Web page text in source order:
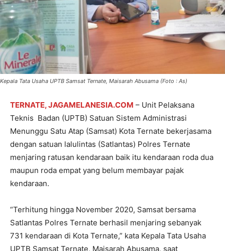
Kepala Tata Usaha UPTB Samsat Ternate, Maisarah Abusama (Foto : As)
TERNATE, JAGAMELANESIA.COM – Unit Pelaksana
Teknis Badan (UPTB) Satuan Sistem Administrasi
Menunggu Satu Atap (Samsat) Kota Ternate bekerjasama
dengan satuan lalulintas (Satlantas) Polres Ternate
menjaring ratusan kendaraan baik itu kendaraan roda dua
maupun roda empat yang belum membayar pajak
kendaraan.
“Terhitung hingga November 2020, Samsat bersama
Satlantas Polres Ternate berhasil menjaring sebanyak
731 kendaraan di Kota Ternate,” kata Kepala Tata Usaha
UPTB Samsat Ternate, Maisarah Abusama, saat